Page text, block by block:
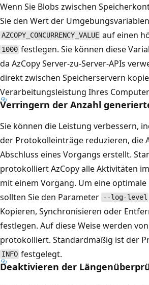
Wenn Sie Blobs zwischen
Sie den Wert der Umgebungsvariablen
AZCOPY_CONCURRENCY_VALUE auf einen
1000 festlegen. Sie können diese
da AzCopy Server-zu-Server-APIs
direkt zwischen Speicherservern
Verarbeitungsleistung Ihres
Verringern der Anzahl
Sie können die Leistung verbessern,
der Protokolleinträge reduzieren, die
Abschluss eines Vorgangs erstellt.
protokolliert AzCopy alle Aktivitäten
mit einem Vorgang. Um eine optimale
sollten Sie den Parameter --log-level
Kopieren, Synchronisieren oder
festlegen. Auf diese Weise werden
protokolliert. Standardmäßig ist der
INFO festgelegt.
Deaktivieren der